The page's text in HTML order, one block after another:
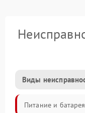
Виды
Питание и батарея